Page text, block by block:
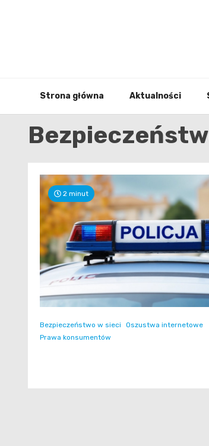
Strona główna Aktualności
2 minut
Bezpieczeństwo w sieci
Oszustwa internetowe
Prawa konsumentów